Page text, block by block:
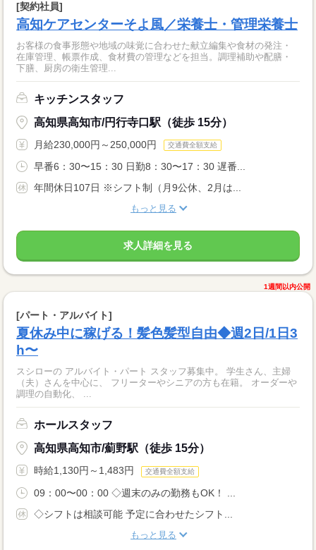
[契約社員]
高知ケアセンターそよ風／栄養士・管理栄養士
お客様の食事形態や地域の味覚に合わせた献立編集や食材の発注・
在庫管理、帳票作成、食材費の管理などを担当。調理補助や配膳・
下膳、厨房の衛生管理...
キッチンスタッフ
高知県高知市/円行寺口駅（徒歩 15分）
月給230,000円～250,000円 交通費全額支給
早番6：30〜15：30 日勤8：30〜17：30 遅番...
年間休日107日 ※シフト制（月9公休、2月は...
もっと見る
求人詳細を見る
1週間以内公開
[パート・アルバイト]
夏休み中に稼げる！髪色髪型自由◆週2日/1日3
h〜
スシローの アルバイト・パート スタッフ募集中。 学生さん、主婦
（夫）さんを中心に、 フリーターやシニアの方も在籍。 オーダーや
調理の自動化、 ...
ホールスタッフ
高知県高知市/薊野駅（徒歩 15分）
時給1,130円～1,483円 交通費全額支給
09：00〜00：00 ◇週末のみの勤務もOK！ ...
◇シフトは相談可能 予定に合わせたシフト...
もっと見る